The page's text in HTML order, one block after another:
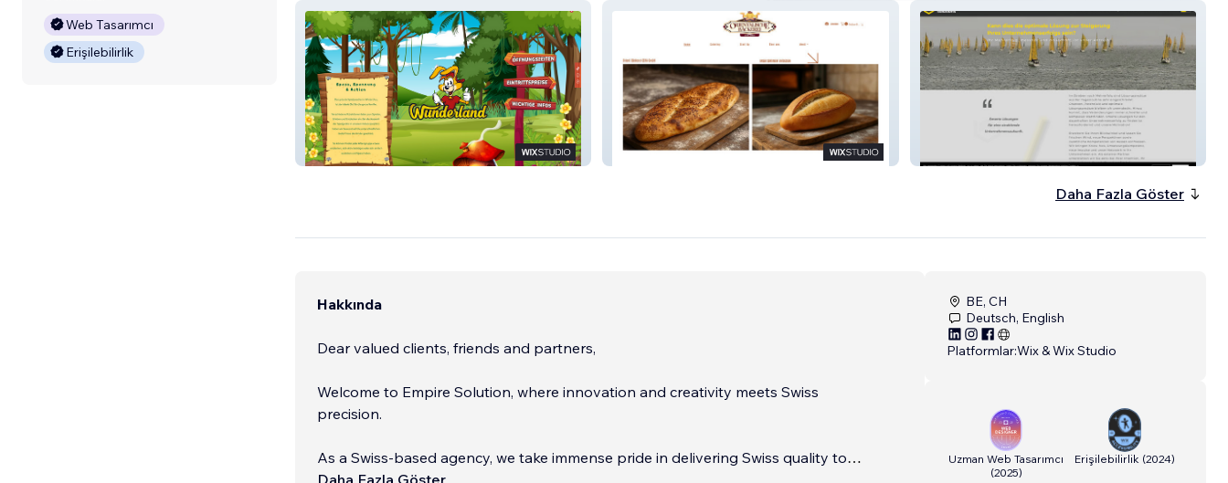
Web Tasarımcı
Erişilebilirlik
Wunderland Winterthur
Orientalische Bäckerei CEHA
GmbH
Daha Fazla Göster
Hakkında
Dear valued clients, friends and partners,
Welcome to Empire Solution, where innovation and creativity meets Swiss
precision.
As a Swiss-based agency, we take immense pride in delivering Swiss quality to
BE, CH
Deutsch, English
Platformlar:Wix & Wix Studio
Uzman Web Tasarımcı
(2025)
Erişilebilirlik (2024)